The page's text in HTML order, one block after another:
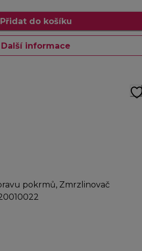
Přidat do košíku
Další informace